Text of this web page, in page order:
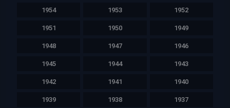
1954 1953 1952
1951 1950 1949
1948 1947 1946
1945 1944 1943
1942 1941 1940
1939 1938 1937